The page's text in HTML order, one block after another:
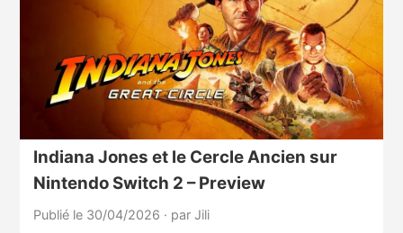
Indiana Jones et le Cercle Ancien sur
Nintendo Switch 2 – Preview
Publié le 30/04/2026 · par Jili